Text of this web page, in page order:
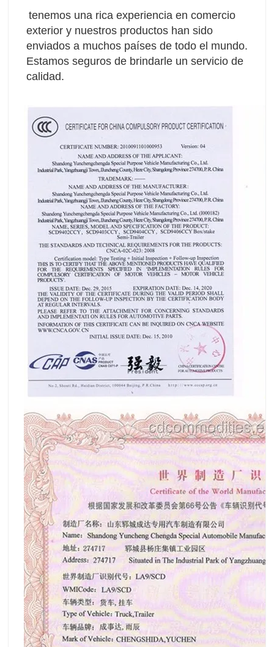
tenemos una rica experiencia en comercio
exterior y nuestros productos han sido
enviados a muchos países de todo el mundo.
Estamos seguros de brindarle un servicio de
calidad.